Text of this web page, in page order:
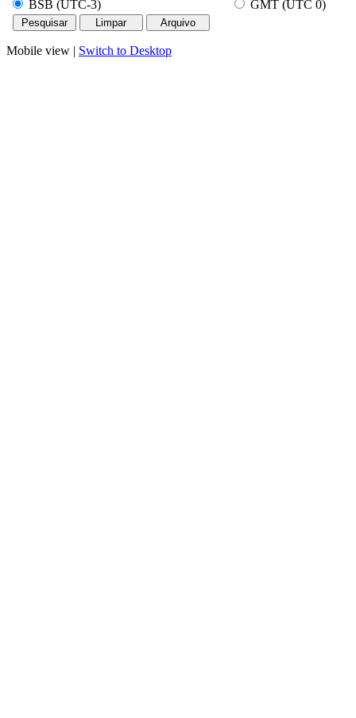
BSB (UTC-3)
GMT (UTC 0)
Mobile view | Switch to Desktop